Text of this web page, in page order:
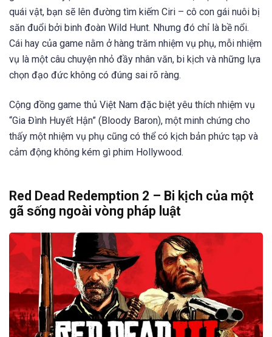
quái vật, bạn sẽ lên đường tìm kiếm Ciri – cô con gái nuôi bị
săn đuổi bởi binh đoàn Wild Hunt. Nhưng đó chỉ là bề nổi.
Cái hay của game nằm ở hàng trăm nhiệm vụ phụ, mỗi nhiệm
vụ là một câu chuyện nhỏ đầy nhân văn, bi kịch và những lựa
chọn đạo đức không có đúng sai rõ ràng.
Cộng đồng game thủ Việt Nam đặc biệt yêu thích nhiệm vụ
“Gia Đình Huyết Hận” (Bloody Baron), một minh chứng cho
thấy một nhiệm vụ phụ cũng có thể có kịch bản phức tạp và
cảm động không kém gì phim Hollywood.
Red Dead Redemption 2 – Bi kịch của một
gã sống ngoài vòng pháp luật